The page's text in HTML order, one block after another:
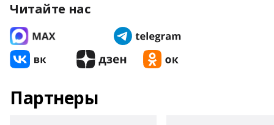
Читайте нас
Партнеры